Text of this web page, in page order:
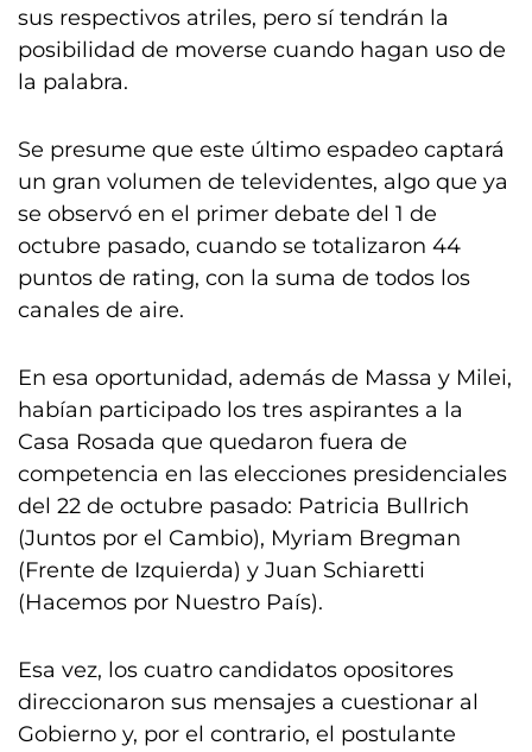
sus respectivos atriles, pero sí tendrán la
posibilidad de moverse cuando hagan uso de
la palabra.
Se presume que este último espadeo captará
un gran volumen de televidentes, algo que ya
se observó en el primer debate del 1 de
octubre pasado, cuando se totalizaron 44
puntos de rating, con la suma de todos los
canales de aire.
En esa oportunidad, además de Massa y Milei,
habían participado los tres aspirantes a la
Casa Rosada que quedaron fuera de
competencia en las elecciones presidenciales
del 22 de octubre pasado: Patricia Bullrich
(Juntos por el Cambio), Myriam Bregman
(Frente de Izquierda) y Juan Schiaretti
(Hacemos por Nuestro País).
Esa vez, los cuatro candidatos opositores
direccionaron sus mensajes a cuestionar al
Gobierno y, por el contrario, el postulante